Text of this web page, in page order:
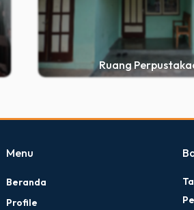
Ruang
Menu
Beranda
Profile